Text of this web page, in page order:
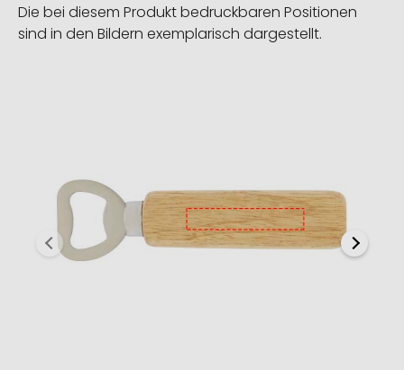
Die bei diesem Produkt bedruckbaren Positionen
sind in den Bildern exemplarisch dargestellt.